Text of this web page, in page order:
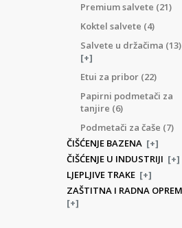
Premium salvete (21)
Koktel salvete (4)
Salvete u držačima (13)
[+]
Etui za pribor (22)
Papirni podmetači za
tanjire (6)
Podmetači za čaše (7)
ČIŠĆENJE BAZENA [+]
ČIŠĆENJE U INDUSTRIJI [+]
LJEPLJIVE TRAKE [+]
ZAŠTITNA I RADNA
[+]